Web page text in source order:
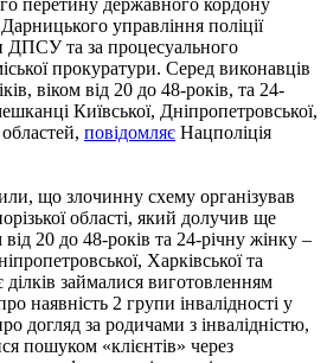
управління поліції
ДПСУ та за процесуального
прокуратури. Серед виконавців
віком від 20 до 48-років, та 24-
Київської, Дніпропетровської,
повідомляє Нацполіція
що злочинну схему організував
області, який долучив ще
від 20 до 48-років та 24-річну жінку –
Харківської та
займалися виготовленням
наявність 2 групи інвалідності у
догляд за родичами з інвалідністю,
пошуком «клієнтів» через